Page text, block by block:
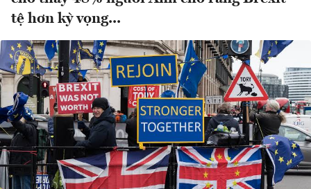
tệ hơn kỳ vọng...